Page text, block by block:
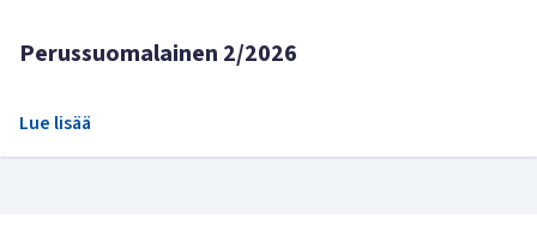
Perussuomalainen 2/2026
Lue lisää